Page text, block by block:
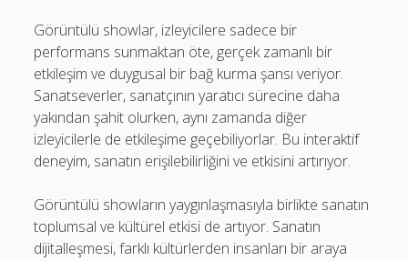
Görüntülü showlar, izleyicilere sadece bir
performans sunmaktan öte, gerçek zamanlı bir
etkileşim ve duygusal bir bağ kurma şansı veriyor.
Sanatseverler, sanatçının yaratıcı sürecine daha
yakından şahit olurken, aynı zamanda diğer
izleyicilerle de etkileşime geçebiliyorlar. Bu interaktif
deneyim, sanatın erişilebilirliğini ve etkisini artırıyor.
Görüntülü showların yaygınlaşmasıyla birlikte sanatın
toplumsal ve kültürel etkisi de artıyor. Sanatın
dijitalleşmesi, farklı kültürlerden insanları bir araya